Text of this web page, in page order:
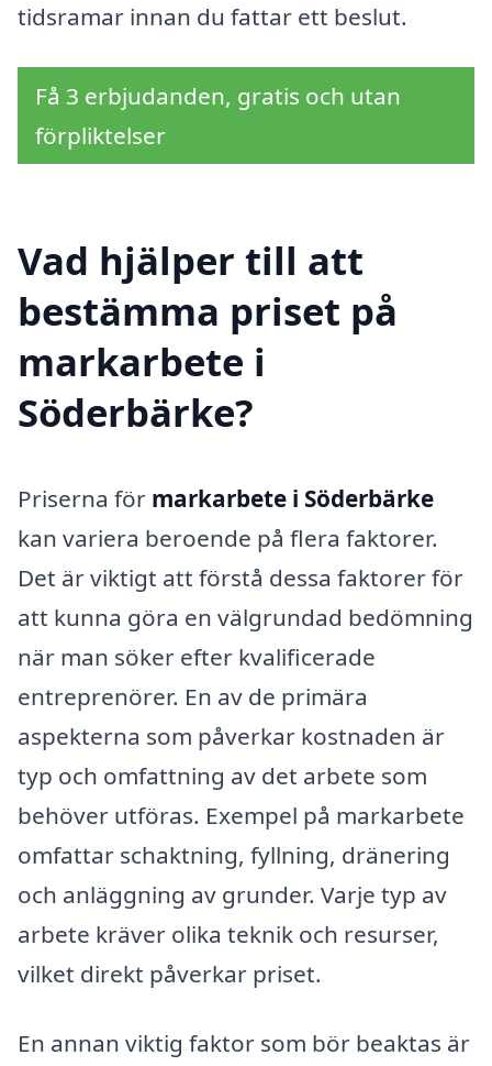
tidsramar innan du fattar ett beslut.
Få 3 erbjudanden, gratis och utan
förpliktelser
Vad hjälper till att
bestämma priset på
markarbete i
Söderbärke?
Priserna för markarbete i Söderbärke
kan variera beroende på flera faktorer.
Det är viktigt att förstå dessa faktorer för
att kunna göra en välgrundad bedömning
när man söker efter kvalificerade
entreprenörer. En av de primära
aspekterna som påverkar kostnaden är
typ och omfattning av det arbete som
behöver utföras. Exempel på markarbete
omfattar schaktning, fyllning, dränering
och anläggning av grunder. Varje typ av
arbete kräver olika teknik och resurser,
vilket direkt påverkar priset.
En annan viktig faktor som bör beaktas är